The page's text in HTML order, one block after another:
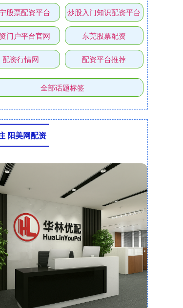
股票配资平台 炒股入门知识配资平台
门户平台官网 东莞股票配资
配资行情网 配资平台推荐
全部话题标签
阳美网配资